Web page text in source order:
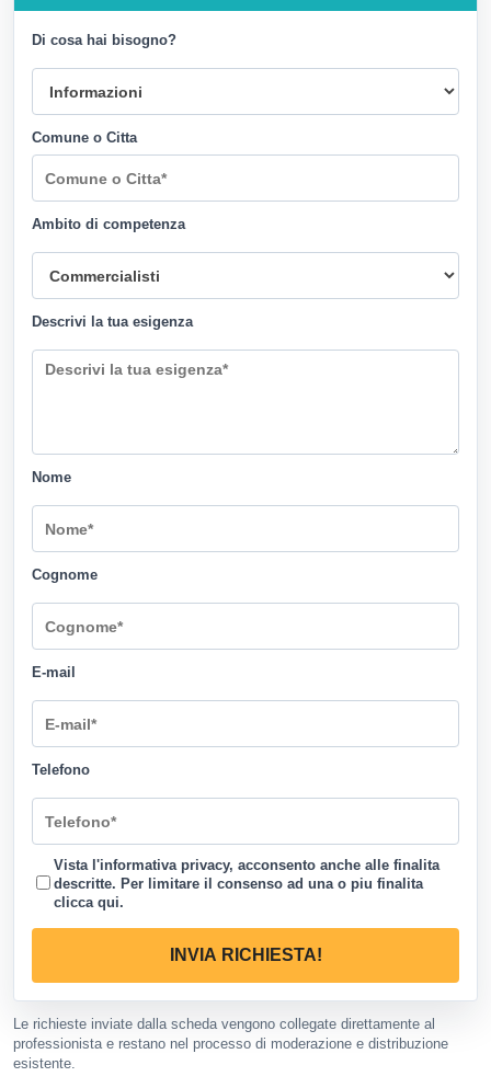
Di cosa hai bisogno?
Comune o Citta
Ambito di competenza
Descrivi la tua esigenza
Nome
Cognome
E-mail
Telefono
Vista l'informativa privacy, acconsento anche alle finalita
descritte. Per limitare il consenso ad una o piu finalita
clicca qui.
INVIA RICHIESTA!
Le richieste inviate dalla scheda vengono collegate direttamente al
professionista e restano nel processo di moderazione e distribuzione
esistente.